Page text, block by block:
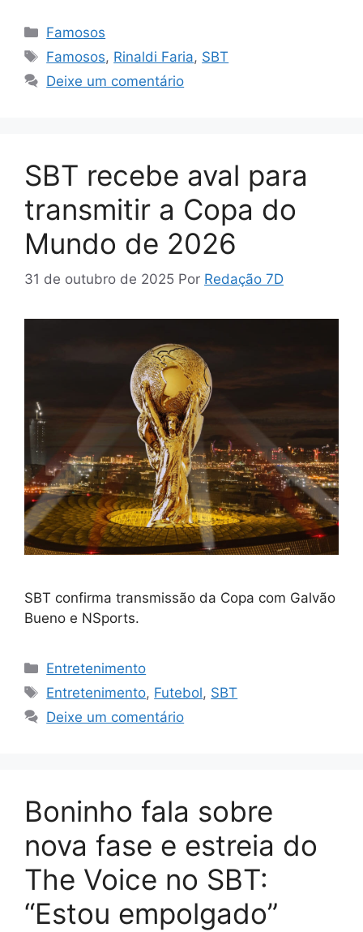
Categorias
Famosos
Tags
Famosos, Rinaldi Faria, SBT
Deixe um comentário
SBT recebe aval para
transmitir a Copa do
Mundo de 2026
31 de outubro de 2025 Por Redação 7D
SBT confirma transmissão da Copa com Galvão
Bueno e NSports.
Categorias
Entretenimento
Tags
Entretenimento, Futebol, SBT
Deixe um comentário
Boninho fala sobre
nova fase e estreia do
The Voice no SBT:
“Estou empolgado”